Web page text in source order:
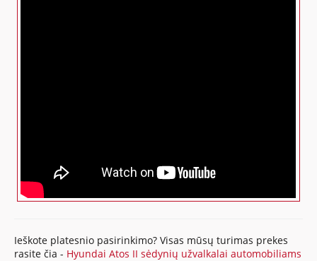
Ieškote platesnio pasirinkimo? Visas mūsų turimas prekes
rasite čia - Hyundai Atos II sėdynių užvalkalai automobiliams